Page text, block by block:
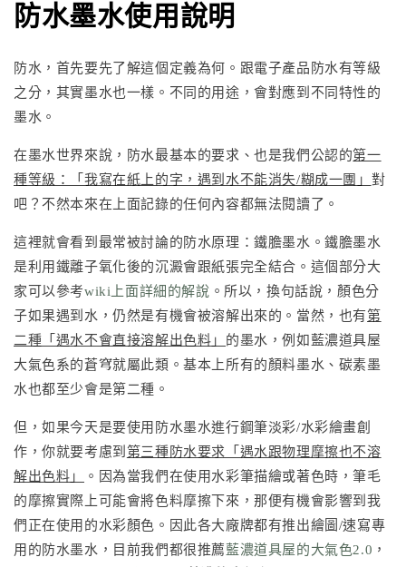
防水墨水使用說明
防水，首先要先了解這個定義為何。跟電子產品防水有等級
之分，其實墨水也一樣。不同的用途，會對應到不同特性的
墨水。
在墨水世界來說，防水最基本的要求、也是我們公認的第一
種等級：「我寫在紙上的字，遇到水不能消失/糊成一團」 對
吧？不然本來在上面記錄的任何內容都無法閱讀了。
這裡就會看到最常被討論的防水原理：鐵膽墨水。鐵膽墨水
是利用鐵離子氧化後的沉澱會跟紙張完全結合。這個部分大
家可以參考wiki上面詳細的解說 。所以，換句話說，顏色分
子如果遇到水，仍然是有機會被溶解出來的。當然，也有第
二種「遇水不會直接溶解出色料」 的墨水，例如藍濃道具屋
大氣色系的蒼穹就屬此類。基本上所有的顏料墨水、碳素墨
水也都至少會是第二種。
但，如果今天是要使用防水墨水進行鋼筆淡彩/水彩繪畫創
作，你就要考慮到 第三種防水要求「遇水跟物理摩擦也不溶
解出色料」
。因為當我們在使用水彩筆描繪或著色時，筆毛
的摩擦實際上可能會將色料摩擦下來，那便有機會影響到我
們正在使用的水彩顏色。因此各大廠牌都有推出繪圖/速寫專
用的防水墨水，目前我們都很推薦藍濃道具屋的大氣色2.0 ，